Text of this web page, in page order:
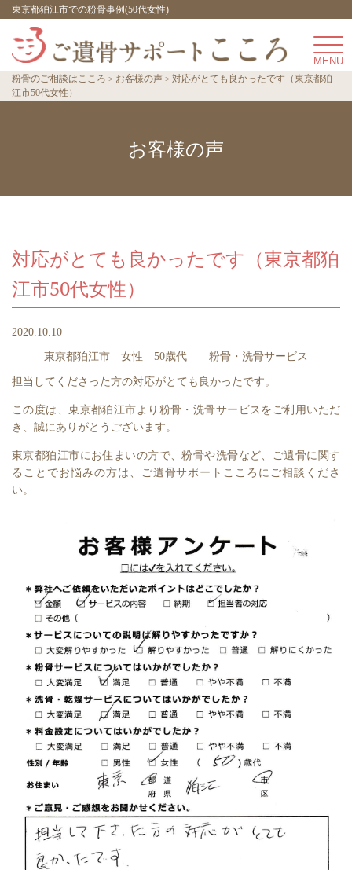
東京都狛江市での粉骨事例(50代女性)
粉骨のご相談はこころ お客様の声
対応がとても良かったです（東京都狛
江市50代女性）
お客様の声
対応がとても良かったです（東京都狛
江市50代女性）
2020.10.10
東京都狛江市 女性 50歳代 粉骨・洗骨サービス
担当してくださった方の対応がとても良かったです。
この度は、東京都狛江市より粉骨・洗骨サービスをご利用いただ
き、誠にありがとうございます。
東京都狛江市にお住まいの方で、粉骨や洗骨など、ご遺骨に関す
ることでお悩みの方は、ご遺骨サポートこころにご相談くださ
い。